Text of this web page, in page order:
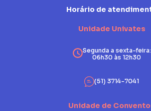
Horário de
Unidade Univates
Segunda a sexta-feira:
06h30 às 12h30
(51) 3714-7041
Unidade de